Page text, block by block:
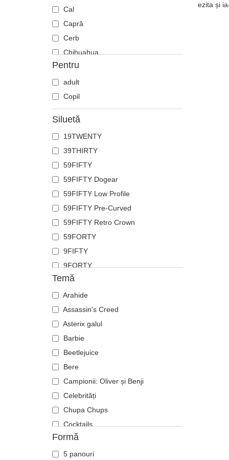
Cal
Capră
Cerb
Chihuahua
Ciobănesc german
Cocoș
Coiot
Corb
Crab
Craniu
Crocodil
Delfin
Doberman
Dragon
Elan
Fenix
Flamingo
Fluture
Focă
Furnică
Ghepard
Hipopotam
Labrador retriever
Langustă
Leoaică
Leu
Libelulă
Licurici
Lup
Oaie
Panteră
Pegas
Pentru
adult
Copil
Siluetă
19TWENTY
39THIRTY
59FIFTY
59FIFTY Dogear
59FIFTY Low Profile
59FIFTY Pre-Curved
59FIFTY Retro Crown
59FORTY
9FIFTY
9FORTY
9FORTY APEX
9FORTY M-Crown
9SEVENTY
9TWENTY
A Frame
Casual Classic
E Frame
Open Back
Runner
The 90s
The Ball
The Retro
The Snap
Temă
Arahide
Assassin's Creed
Asterix galul
Barbie
Beetlejuice
Bere
Campionii: Oliver și Benji
Celebrități
Chupa Chups
Cocktails
DC Comics
Disney
Formă
5 panouri
ezita și